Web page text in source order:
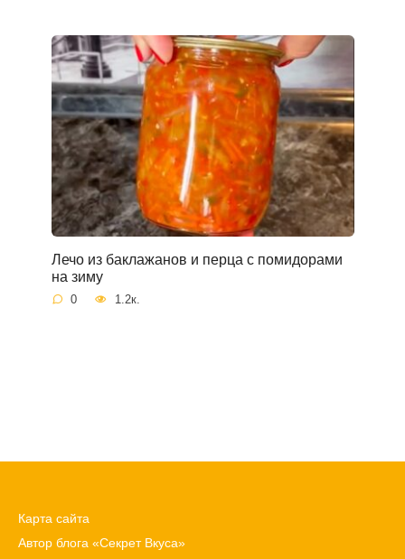
Лечо из баклажанов и перца с помидорами
на зиму
0 1.2к.
Карта сайта
Автор блога «Секрет Вкуса»